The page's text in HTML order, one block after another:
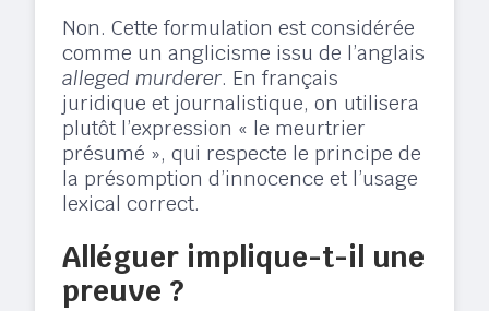
Non. Cette formulation est considérée
comme un anglicisme issu de l’anglais
alleged murderer. En français
juridique et journalistique, on utilisera
plutôt l’expression « le meurtrier
présumé », qui respecte le principe de
la présomption d’innocence et l’usage
lexical correct.
Alléguer implique-t-il une
preuve ?